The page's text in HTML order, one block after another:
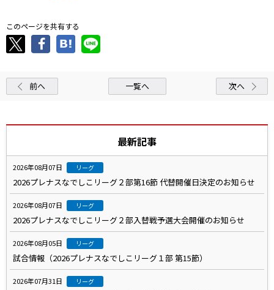
このページを共有する
前へ 一覧へ 次へ
最新記事
2026年08月07日 リーグ
2026プレナスなでしこリーグ２部第16節 代替開催日決定のお知らせ
2026年08月07日 リーグ
2026プレナスなでしこリーグ２部入替戦予選大会開催のお知らせ
2026年08月05日 リーグ
試合情報（2026プレナスなでしこリーグ１部 第15節）
2026年07月31日 リーグ